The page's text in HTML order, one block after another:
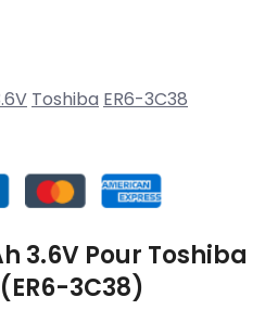
Toshiba ER6-3C38
3.6V Pour Toshiba
(ER6-3C38)